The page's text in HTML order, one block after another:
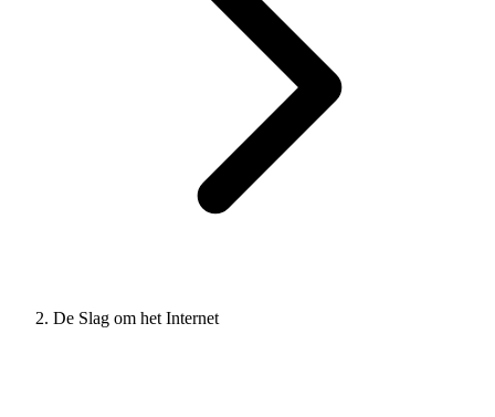
De Slag om het Internet